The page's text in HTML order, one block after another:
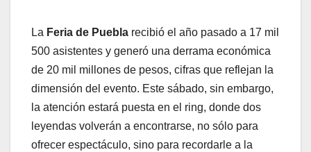
La Feria de Puebla recibió el año pasado a 17 mil
500 asistentes y generó una derrama económica
de 20 mil millones de pesos, cifras que reflejan la
dimensión del evento. Este sábado, sin embargo,
la atención estará puesta en el ring, donde dos
leyendas volverán a encontrarse, no sólo para
ofrecer espectáculo, sino para recordarle a la